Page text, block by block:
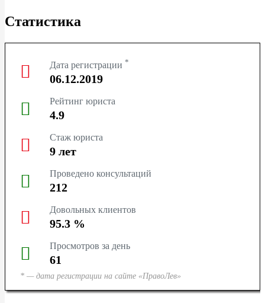
Статистика
Дата регистрации *
06.12.2019
Рейтинг юриста
4.9
Стаж юриста
9 лет
Проведено консультаций
212
Довольных клиентов
95.3 %
Просмотров за день
61
* — дата регистрации на сайте «ПравоЛев»
МОСКВА
ТЮМЕНЬ
СУРГУТ
КРАСНОДАР
КРАСНОЯРСК
КЕМЕРОВО
ЯРОСЛАВЛЬ